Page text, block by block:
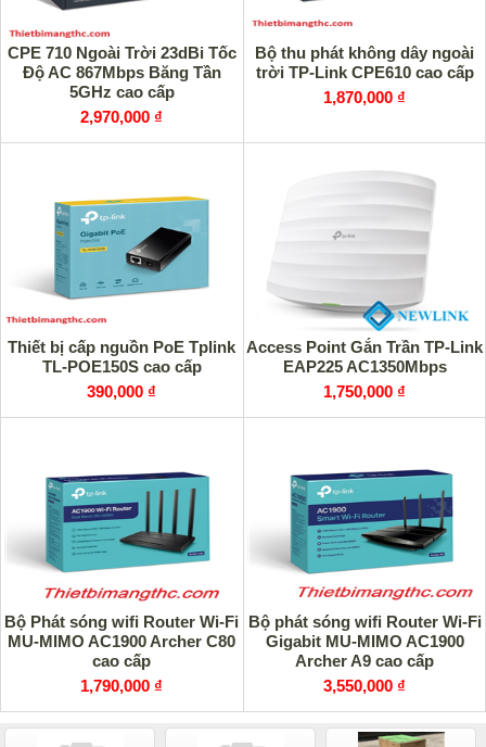
CPE 710 Ngoài Trời 23dBi Tốc
Độ AC 867Mbps Băng Tần
5GHz cao cấp
2,970,000 ₫
Bộ thu phát không dây ngoài
trời TP-Link CPE610 cao cấp
1,870,000 ₫
Thiết bị cấp nguồn PoE Tplink
TL-POE150S cao cấp
390,000 ₫
Access Point Gắn Trần TP-Link
EAP225 AC1350Mbps
1,750,000 ₫
Bộ Phát sóng wifi Router Wi-Fi
MU-MIMO AC1900 Archer C80
cao cấp
1,790,000 ₫
Bộ phát sóng wifi Router Wi-Fi
Gigabit MU-MIMO AC1900
Archer A9 cao cấp
3,550,000 ₫